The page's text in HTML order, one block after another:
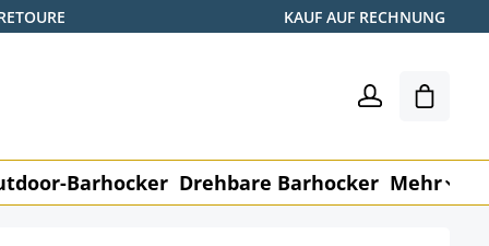
KAUF AUF RECHNUNG
Barhocker Drehbare Barhocker Mehr